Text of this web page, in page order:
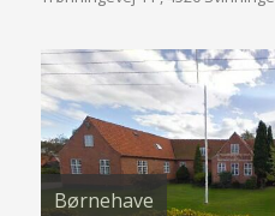
Børnehave